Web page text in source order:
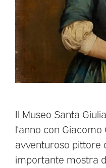
Il Museo Santa
l’anno con Giacomo
avventuroso pittore
importante mostra